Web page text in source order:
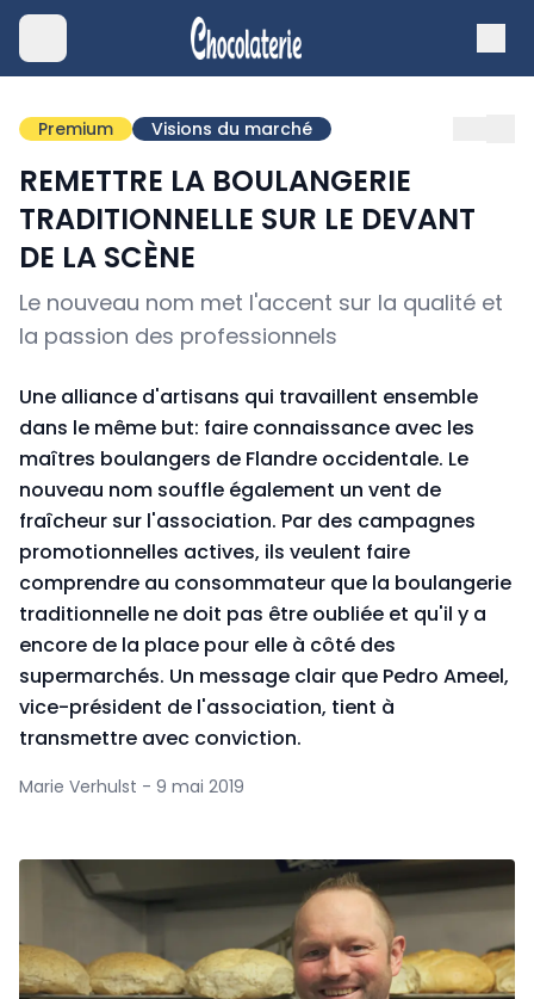
Premium Visions du marché
REMETTRE LA BOULANGERIE
TRADITIONNELLE SUR LE DEVANT
DE LA SCÈNE
Le nouveau nom met l'accent sur la qualité et
la passion des professionnels
Une alliance d'artisans qui travaillent ensemble
dans le même but: faire connais­sance avec les
maîtres boulangers de Flandre occidentale. Le
nouveau nom souffle également un vent de
fraîcheur sur l'association. Par des campagnes
pro­motionnelles actives, ils veulent faire
comprendre au consommateur que la bou­langerie
traditionnelle ne doit pas être oubliée et qu'il y a
encore de la place pour elle à côté des
supermarchés. Un message clair que Pedro Ameel,
vice-président de l'association, tient à
transmettre avec conviction.
Marie Verhulst - 9 mai 2019